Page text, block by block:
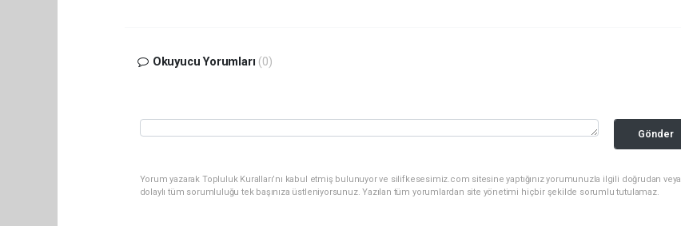
Okuyucu Yorumları (0)
Gönder
Yorum yazarak Topluluk Kuralları’nı kabul etmiş bulunuyor ve silifkesesimiz.com sitesine yaptığınız yorumunuzla ilgili doğrudan veya
dolaylı tüm sorumluluğu tek başınıza üstleniyorsunuz. Yazılan tüm yorumlardan site yönetimi hiçbir şekilde sorumlu tutulamaz.